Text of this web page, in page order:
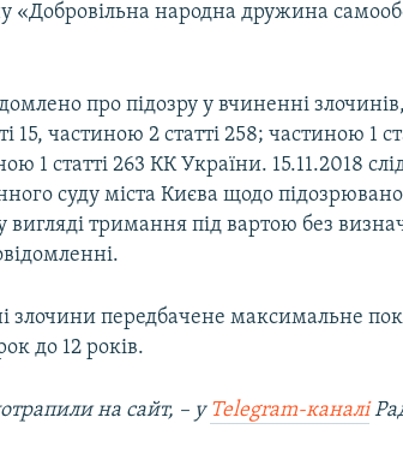
«Добровільна народна дружина
про підозру у вчиненні злочинів,
частиною 2 статті 258; частиною 1
1 статті 263 КК України. 15.11.2018
суду міста Києва щодо
вигляді тримання під вартою без
злочини передбачене максимальне
до 12 років.
на сайт, – у Telegram-каналі